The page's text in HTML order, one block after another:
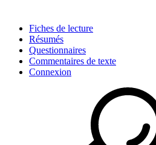
Fiches de lecture
Résumés
Questionnaires
Commentaires de texte
Connexion